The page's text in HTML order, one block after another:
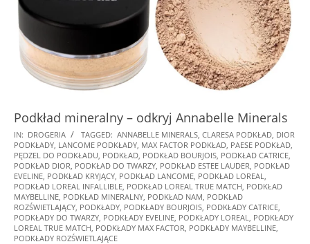
Podkład mineralny – odkryj Annabelle Minerals
2025-
01-
19
IN: DROGERIA TAGGED: ANNABELLE MINERALS CLARESA PODKŁAD DIOR
PODKŁADY LANCOME PODKŁADY MAX FACTOR PODKŁAD PAESE PODKŁAD
PĘDZEL DO PODKŁADU PODKŁAD PODKŁAD BOURJOIS PODKŁAD CATRICE
PODKŁAD DIOR PODKŁAD DO TWARZY PODKŁAD ESTEE LAUDER PODKŁAD
EVELINE PODKŁAD KRYJĄCY PODKŁAD LANCOME PODKŁAD LOREAL
PODKŁAD LOREAL INFALLIBLE PODKŁAD LOREAL TRUE MATCH PODKŁAD
MAYBELLINE PODKŁAD MINERALNY PODKŁAD NAM PODKŁAD
ROZŚWIETLAJĄCY PODKŁADY PODKŁADY BOURJOIS PODKŁADY CATRICE
PODKŁADY DO TWARZY PODKŁADY EVELINE PODKŁADY LOREAL
PODKŁADY
LOREAL TRUE MATCH PODKŁADY MAX FACTOR PODKŁADY MAYBELLINE
PODKŁADY ROZŚWIETLAJĄCE